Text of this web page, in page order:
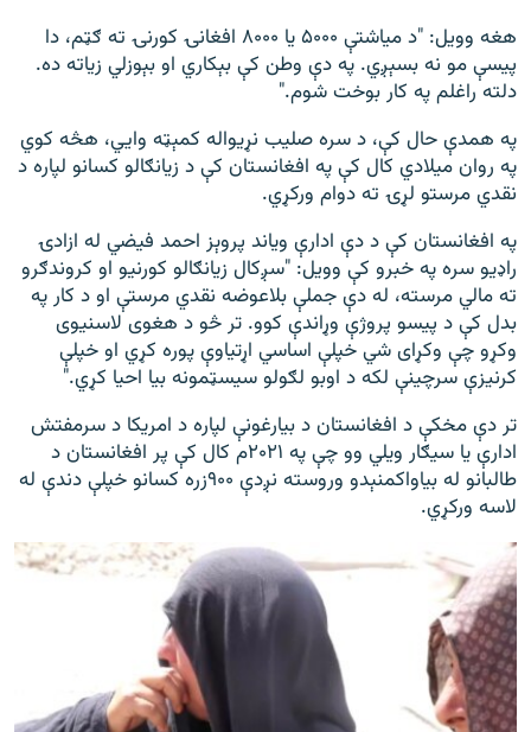
هغه وویل: "د میاشتې ۵۰۰۰ یا ۸۰۰۰ افغانۍ کورنۍ ته ګټم، دا
پیسې مو نه بسېږي. په دې وطن کې بېکاري او بېوزلي زیاته ده.
دلته راغلم په کار بوخت شوم."
په همدې حال کې، د سره صلیب نړیواله کمېټه وايي، هڅه کوي
په روان میلادي کال کې په افغانستان کې د زیانګالو کسانو لپاره د
نقدي مرستو لړۍ ته دوام ورکړي.
په افغانستان کې د دې ادارې ویاند پروېز احمد فیضي له ازادۍ
راډیو سره په خبرو کې وویل: "سږکال زیانګالو کورنیو او کروندګرو
ته مالي مرسته، له دې جملې بلاعوضه نقدي مرستې او د کار په
بدل کې د پیسو پروژې وړاندې کوو. تر څو د هغوی لاسنیوی
وکړو چې وکړای شي خپلې اساسي اړتیاوې پوره کړي او خپلې
کرنیزې سرچینې لکه د اوبو لګولو سیسټمونه بیا احیا کړي."
تر دې مخکې د افغانستان د بیارغونې لپاره د امریکا د سرمفتش
ادارې یا سیګار ویلي وو چې په ۲۰۲۱م کال کې پر افغانستان د
طالبانو له بیاواکمنېدو وروسته نږدې ۹۰۰زره کسانو خپلې دندې له
لاسه ورکړي.